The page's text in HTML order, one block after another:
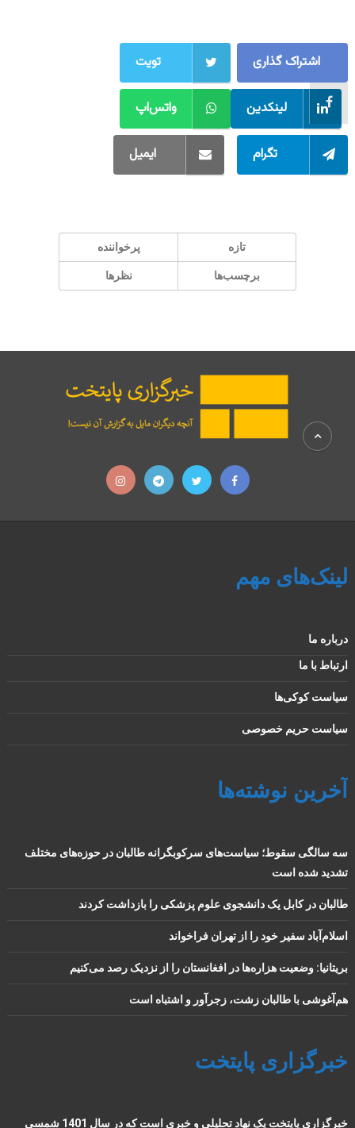
اشتراک گذاری تویت
لینکدین واتس‌اپ
تگرام ایمیل
پر‌خواننده تازه
نظرها برچسب‌ها
لینک‌های مهم
درباره ما
ارتباط با ما
سیاست کوکی‌ها
سیاست حریم خصوصی
آخرین نوشته‌ها
سه سالگی سقوط؛ سیاست‌های سرکوبگرانه طالبان در حوزه‌های مختلف
تشدید شده است
طالبان در کابل یک دانشجوی علوم پزشکی را بازداشت کردند
اسلام‌آباد سفیر خود را از تهران فراخواند
بریتانیا: وضعیت هزاره‌ها در افغانستان را از نزدیک رصد می‌کنیم
هم‌آغوشی با طالبان زشت، زجرآور و اشتباه است
خبرگزاری پایتخت
خبرگزاری پایتخت یک نهاد تحلیلی و خبری است که در سال 1401 شمسی